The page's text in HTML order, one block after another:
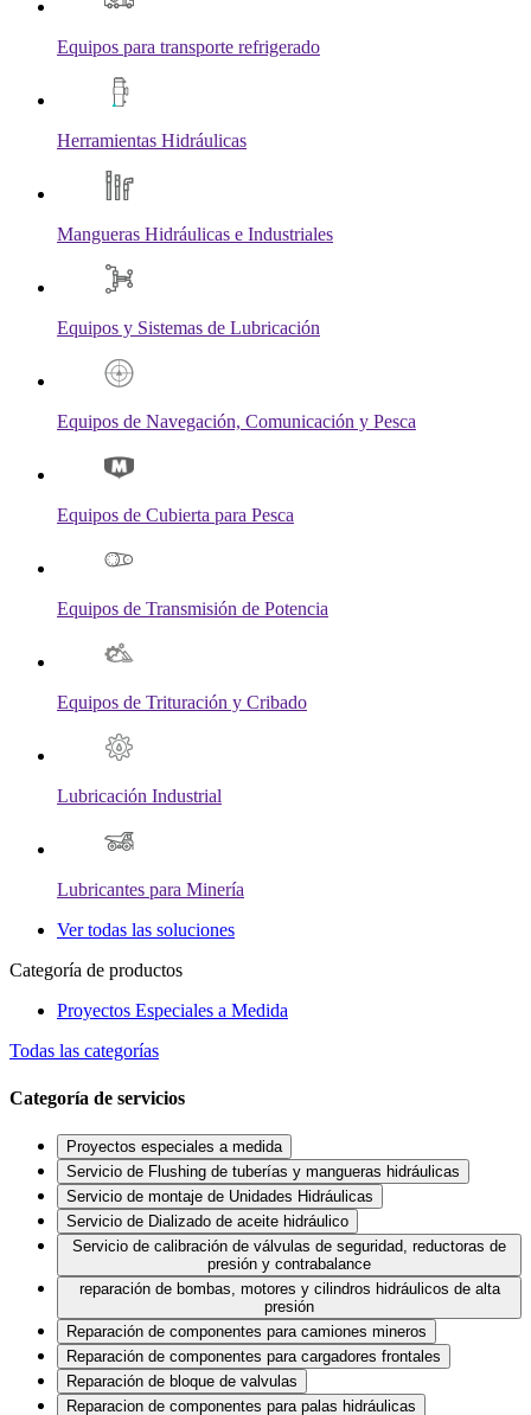
Equipos para transporte refrigerado
Herramientas Hidráulicas
Mangueras Hidráulicas e Industriales
Equipos y Sistemas de Lubricación
Equipos de Navegación, Comunicación y Pesca
Equipos de Cubierta para Pesca
Equipos de Transmisión de Potencia
Equipos de Trituración y Cribado
Lubricación Industrial
Lubricantes para Minería
Ver todas las soluciones
Categoría de productos
Proyectos Especiales a Medida
Todas las categorías
Categoría de servicios
Proyectos especiales a medida
Servicio de Flushing de tuberías y mangueras hidráulicas
Servicio de montaje de Unidades Hidráulicas
Servicio de Dializado de aceite hidráulico
Servicio de calibración de válvulas de seguridad, reductoras de
presión y contrabalance
reparación de bombas, motores y cilindros hidráulicos de alta
presión
Reparación de componentes para camiones mineros
Reparación de componentes para cargadores frontales
Reparación de bloque de valvulas
Reparacion de componentes para palas hidráulicas